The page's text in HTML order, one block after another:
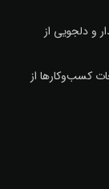
و دلجویی از
کسب‌وکارها از